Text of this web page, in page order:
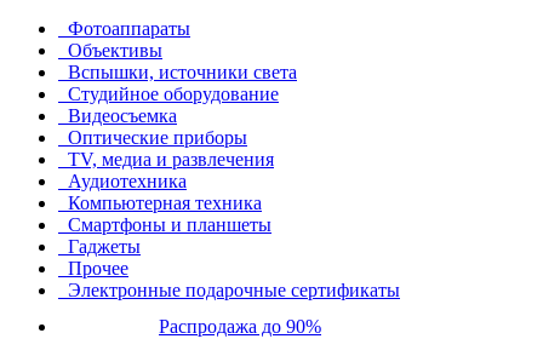
Фотоаппараты
Объективы
Вспышки, источники света
Студийное оборудование
Видеосъемка
Оптические приборы
TV, медиа и развлечения
Аудиотехника
Компьютерная техника
Смартфоны и планшеты
Гаджеты
Прочее
Электронные подарочные сертификаты
Распродажа до 90%